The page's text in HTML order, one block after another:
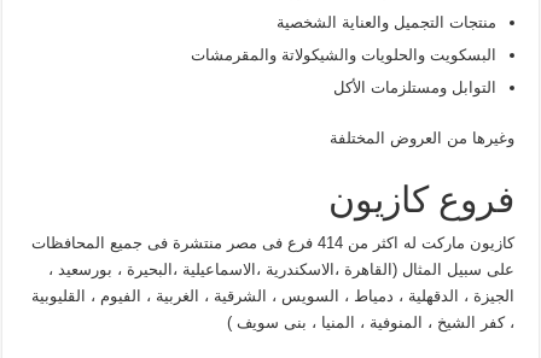
منتجات التجميل والعناية الشخصية
البسكويت والحلويات والشيكولاتة والمقرمشات
التوابل ومستلزمات الأكل
وغيرها من العروض المختلفة
فروع كازيون
كازيون ماركت له اكثر من 414 فرع فى مصر منتشرة فى جميع المحافظات
على سبيل المثال (القاهرة ،الاسكندرية ،الاسماعيلية ،البحيرة ، بورسعيد ،
الجيزة ، الدقهلية ، دمياط ، السويس ، الشرقية ، الغربية ، الفيوم ، القليوبية
، كفر الشيخ ، المنوفية ، المنيا ، بنى سويف )